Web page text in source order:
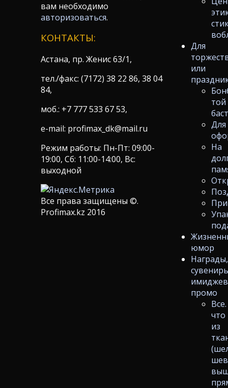
Для
или
той
Для
На
юмор
Награды,
промо
Все.
что
из
вам необходимо
авторизоваться.
КОНТАКТЫ:
Астана, пр. Женис 63/1,
тел./факс: (7172) 38 22 86, 38 04
84,
моб.: +7 777 533 67 53,
e-mail: profimax_dk@mail.ru
Режим работы: Пн-Пт: 09:00-
19:00, Сб: 11:00-14:00, Вс:
выходной
Все права защищены ©.
Profimax.kz 2016